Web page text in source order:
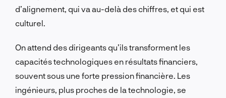
d’alignement, qui va au-delà des chiffres, et qui est
culturel.
On attend des dirigeants qu’ils transforment les
capacités technologiques en résultats financiers,
souvent sous une forte pression financière. Les
ingénieurs, plus proches de la technologie, se